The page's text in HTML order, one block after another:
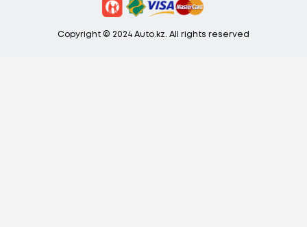
Copyright © 2024 Auto.kz. All rights reserved